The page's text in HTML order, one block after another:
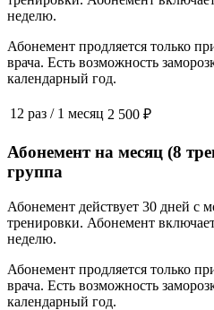
неделю.
Абонемент продляется только
врача. Есть возможность
календарный год.
12 раз / 1 месяц 2 500 ₽
Абонемент на месяц (8
группа
Абонемент действует 30 дней с
тренировки. Абонемент
неделю.
Абонемент продляется только
врача. Есть возможность
календарный год.